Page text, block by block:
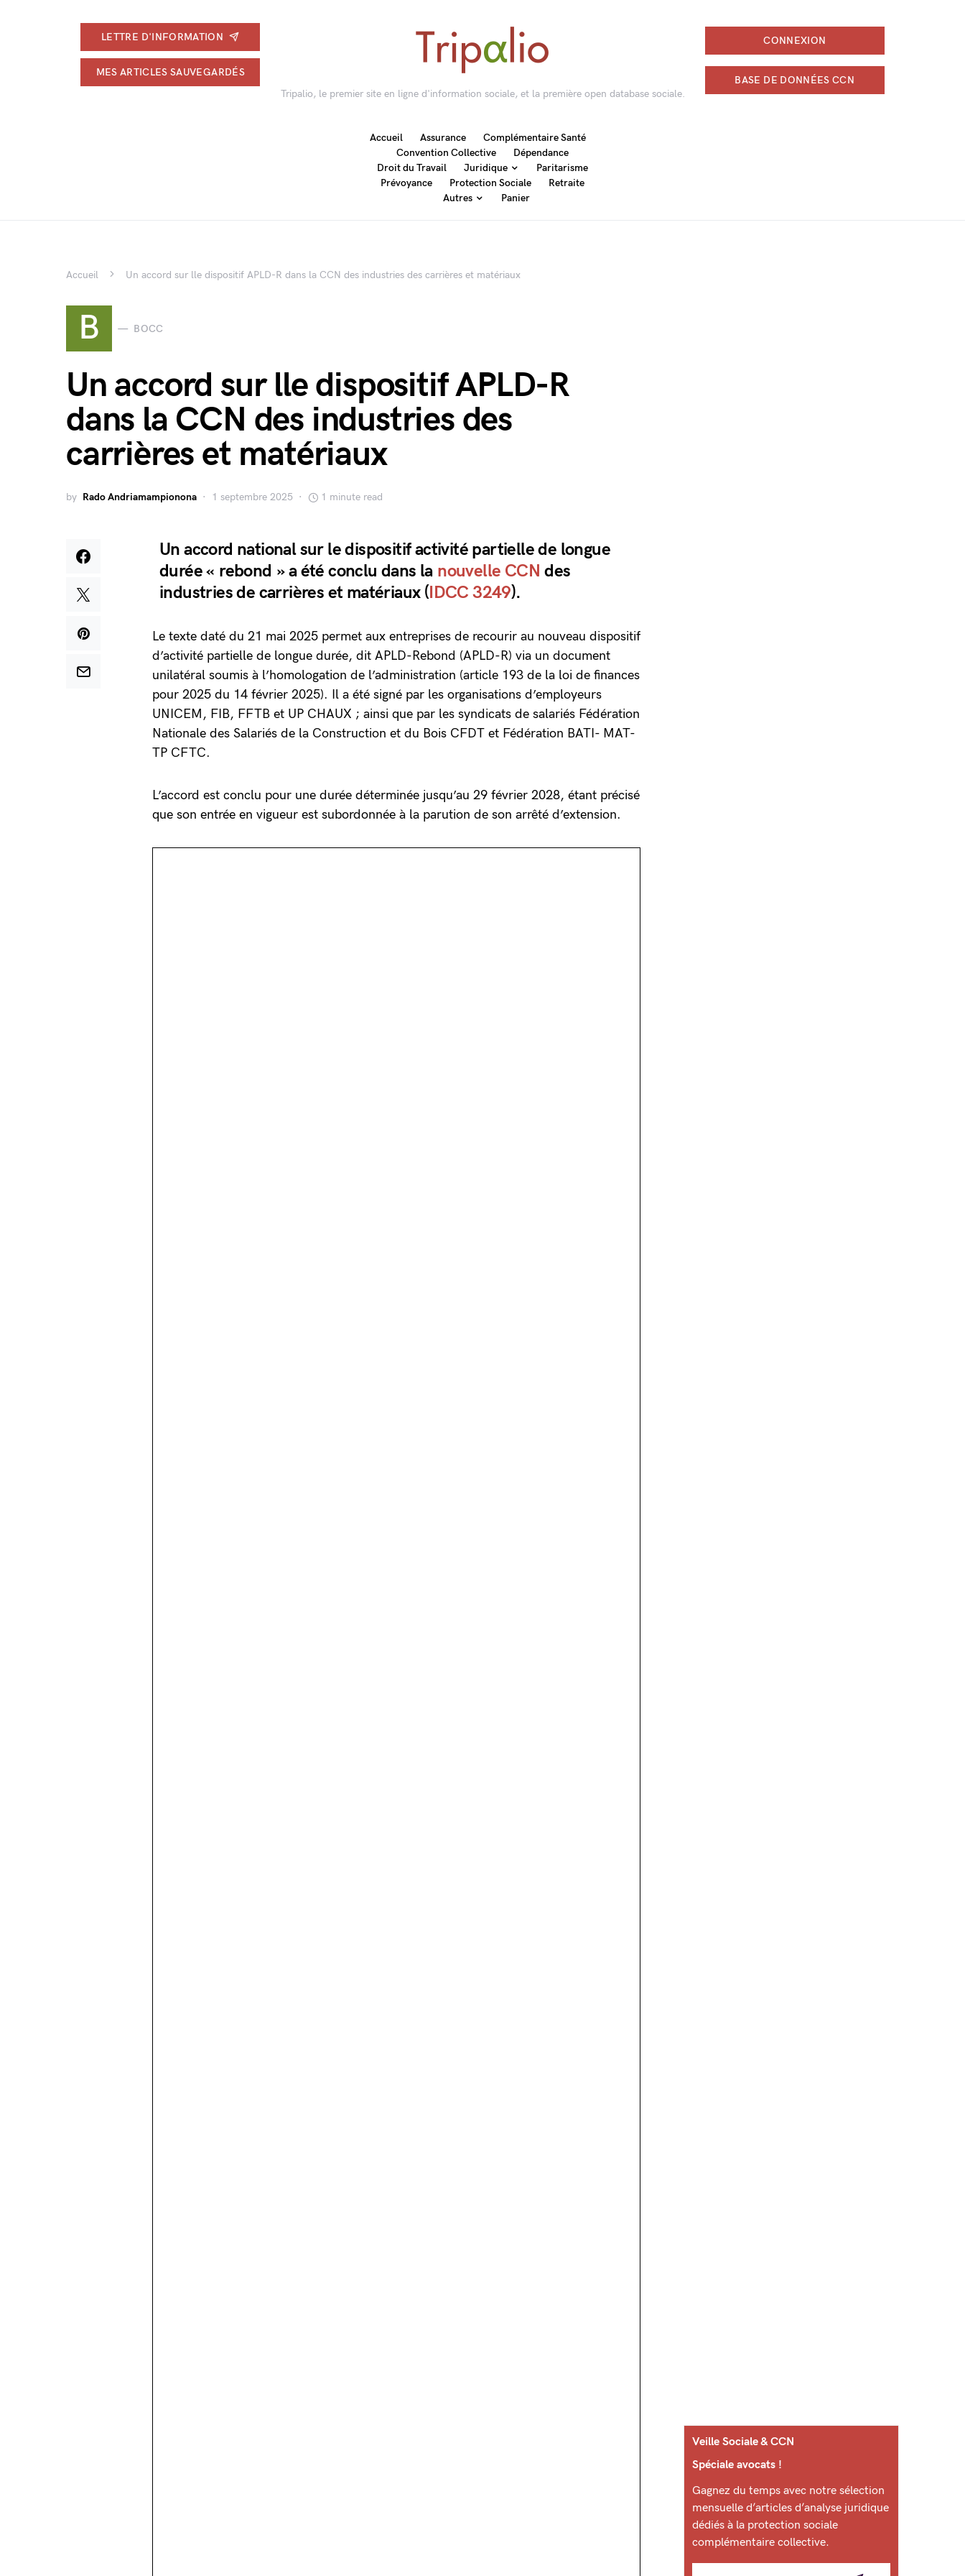
LETTRE D'INFORMATION
MES ARTICLES SAUVEGARDÉS
Tripalio, le premier site en ligne d'information sociale, et la première open database sociale.
CONNEXION
BASE DE DONNÉES CCN
Accueil Assurance
Complémentaire Santé
Convention Collective
Dépendance
Droit du Travail
Juridique
Paritarisme
Prévoyance
Protection Sociale
Retraite
Autres
Panier
Accueil Un accord sur lle dispositif APLD-R dans la CCN des industries des carrières et matériaux
B BOCC
Un accord sur lle dispositif APLD-R
dans la CCN des industries des
carrières et matériaux
by Rado Andriamampionona 1 septembre 2025 1 minute read
Un accord national sur le dispositif activité partielle de longue
durée « rebond » a été conclu dans la nouvelle CCNdes
industries de carrières et matériaux (IDCC 3249).
Le texte daté du 21 mai 2025 permet aux entreprises de recourir au nouveau dispositif
d’activité partielle de longue durée, dit APLD-Rebond (APLD-R) via un document
unilatéral soumis à l’homologation de l’administration (article 193 de la loi de finances
pour 2025 du 14 février 2025). Il a été signé par les organisations d’employeurs
UNICEM, FIB, FFTB et UP CHAUX ; ainsi que par les syndicats de salariés Fédération
Nationale des Salariés de la Construction et du Bois CFDT et Fédération BATI- MAT-
TP CFTC.
L’accord est conclu pour une durée déterminée jusqu’au 29 février 2028, étant précisé
que son entrée en vigueur est subordonnée à la parution de son arrêté d’extension.
Veille Sociale & CCN
Spéciale avocats !
Gagnez du temps avec notre sélection
mensuelle d’articles d’analyse juridique
dédiés à la protection sociale
complémentaire collective.